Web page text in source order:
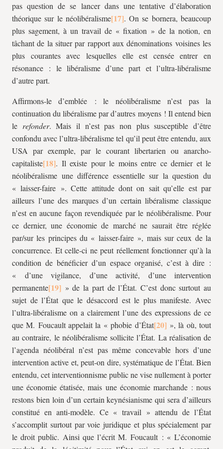
pas question de se lancer dans une tentative d’élaboration
théorique sur le néolibéralisme
. On se bornera, beaucoup
plus sagement, à un travail de « fixation » de la notion, en
tâchant de la situer par rapport aux dénominations voisines les
plus courantes avec lesquelles elle est censée entrer en
résonance : le libéralisme d’une part et l’ultra-libéralisme
d’autre part.
Affirmons-le d’emblée : le néolibéralisme n’est pas la
continuation du libéralisme par d’autres moyens ! Il entend bien
le refonder. Mais il n’est pas non plus susceptible d’être
confondu avec l’ultra-libéralisme tel qu’il peut être entendu, aux
USA par exemple, par le courant libertarien ou anarcho-
capitaliste
. Il existe pour le moins entre ce dernier et le
néolibéralisme une différence essentielle sur la question du
« laisser-faire ». Cette attitude dont on sait qu’elle est par
ailleurs l’une des marques d’un certain libéralisme classique
n’est en aucune façon revendiquée par le néolibéralisme. Pour
ce dernier, une économie de marché ne saurait être réglée
par/sur les principes du « laisser-faire », mais sur ceux de la
concurrence. Et celle-ci ne peut réellement fonctionner qu’à la
condition de bénéficier d’un espace organisé, c’est à dire :
« d’une vigilance, d’une activité, d’une intervention
permanente
» de la part de l’État. C’est donc surtout au
sujet de l’État que le désaccord est le plus manifeste. Avec
l’ultra-libéralisme on a clairement l’une des expressions de ce
que M. Foucault appelait la « phobie d’État
», là où, tout
au contraire, le néolibéralisme sollicite l’État. La réalisation de
l’agenda néolibéral n’est pas même concevable hors d’une
intervention active et, peut-on dire, systématique de l’État. Bien
entendu, cet interventionnisme public ne vise nullement à porter
une économie étatisée, mais une économie marchande : nous
restons bien loin d’un certain keynésianisme qui sera d’ailleurs
constitué en anti-modèle. Ce « travail » attendu de l’État
s’accomplit surtout par voie juridique et plus spécialement par
le droit public. Ainsi que l’écrit M. Foucault : « L’économie